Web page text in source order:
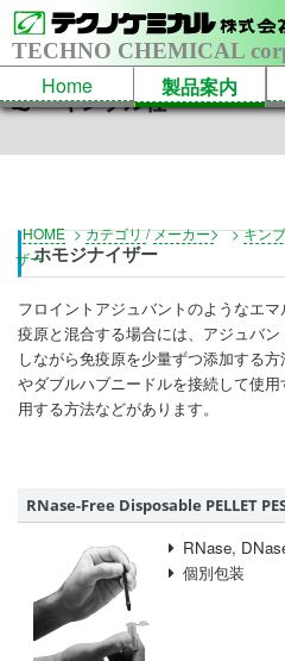
TECHNO CHEMICAL
Home 製品案内
キンブル社
HOME >カテゴリ/メーカー> >キン
ザーホモジナイザー
フロイントアジュバントのようなエ
疫原と混合する場合には、アジュバ
しながら免疫原を少量ずつ添加する
やダブルハブニードルを接続して使
用する方法などがあります。
RNase-Free Disposable PELLET
RNase,
個別包装